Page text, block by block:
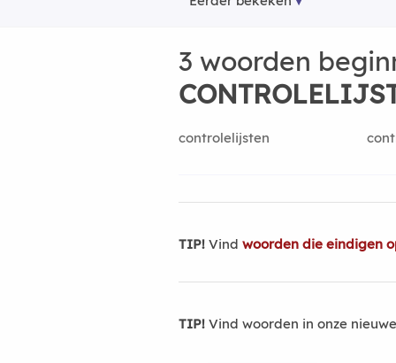
3 woorden
controlelijsten
TIP! Vind woorden die eindigen
TIP! Vind woorden in onze